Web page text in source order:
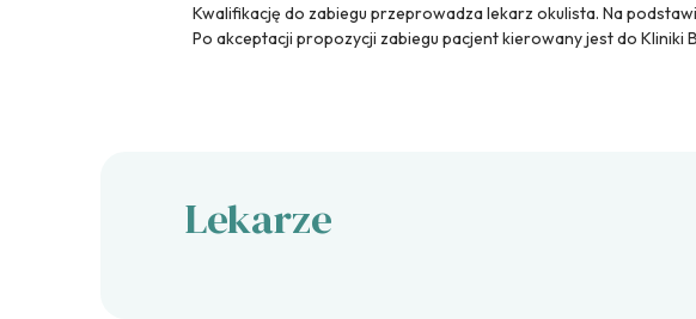
Kwalifikację do zabiegu przeprowadza lekarz okulista. Na
Po akceptacji propozycji zabiegu pacjent kierowany jest do Kliniki
Lekarze